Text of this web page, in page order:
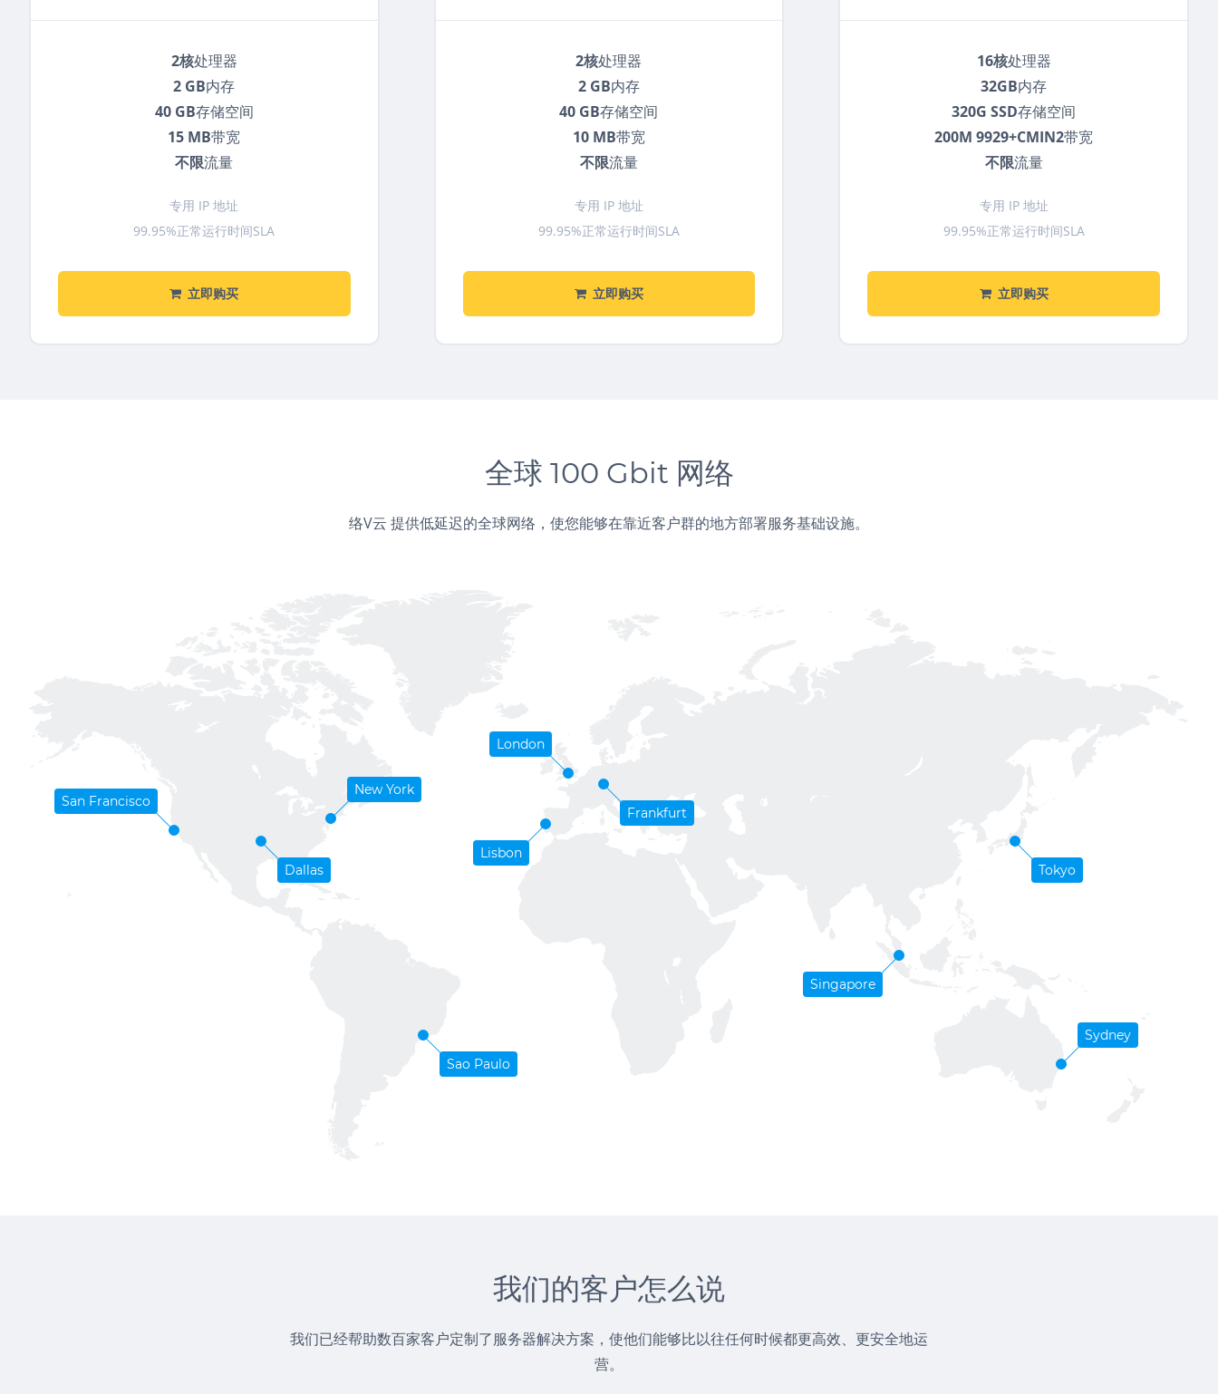
2核处理器
2 GB内存
40 GB存储空间
15 MB带宽
不限流量
专用 IP 地址
99.95%正常运行时间SLA
立即购买
2核处理器
2 GB内存
40 GB存储空间
10 MB带宽
不限流量
专用 IP 地址
99.95%正常运行时间SLA
立即购买
16核处理器
32GB内存
320G SSD存储空间
200M 9929+CMIN2带宽
不限流量
专用 IP 地址
99.95%正常运行时间SLA
立即购买
全球 100 Gbit 网络
络V云 提供低延迟的全球网络，使您能够在靠近客户群的地方部署服务基础设施。
San Francisco
Dallas
New York
Sao Paulo
Lisbon
London
Frankfurt
Singapore
Tokyo
Sydney
我们的客户怎么说
我们已经帮助数百家客户定制了服务器解决方案，使他们能够比以往任何时候都更高效、更安全地运
营。